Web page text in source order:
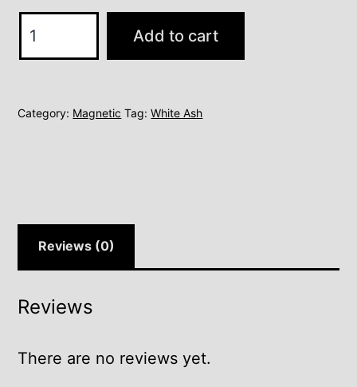
Add to cart
Category: Magnetic Tag:White Ash
Reviews (0)
Reviews
There are no reviews yet.